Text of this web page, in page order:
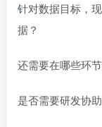
针对数据目标，
据？
还需要在哪些环
是否需要研发协